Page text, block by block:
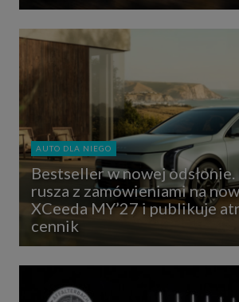
AUTO DLA NIEGO
Bestseller w nowej
rusza z zamówieniami na
XCeeda MY’27 i publikuje
cennik